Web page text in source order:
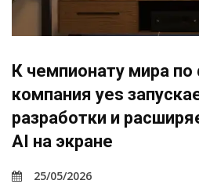
К чемпионату мира по
компания yes
разработки и
AI на экране
25/05/2026